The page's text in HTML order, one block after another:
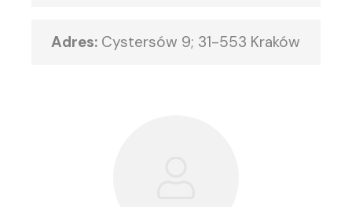
Adres: Cystersów 9; 31-553 Kraków